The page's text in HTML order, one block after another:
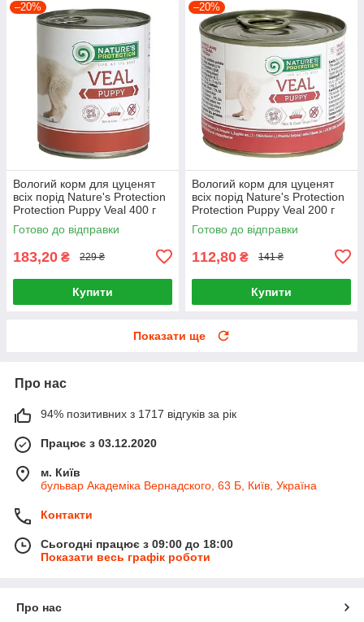
–20%
Вологий корм для цуценят
всіх порід Nature's Protection
Protection Puppy Veal 400 г
(телятина)
Готово до відправки
183,20 ₴ 229 ₴
Купити
–20%
Вологий корм для цуценят
всіх порід Nature's Protection
Protection Puppy Veal 200 г
(телятина)
Готово до відправки
112,80 ₴ 141 ₴
Купити
Показати ще
Про нас
94% позитивних з 1717 відгуків за рік
Працює з 03.12.2020
м. Київ
бульвар Академіка Вернадского, 63 Б, Київ, Україна
Контакти
Сьогодні працює з 09:00 до 18:00
Показати весь графік роботи
Про нас